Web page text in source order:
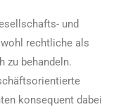
und
rechtliche als
zu behandeln.
konsequent dabei